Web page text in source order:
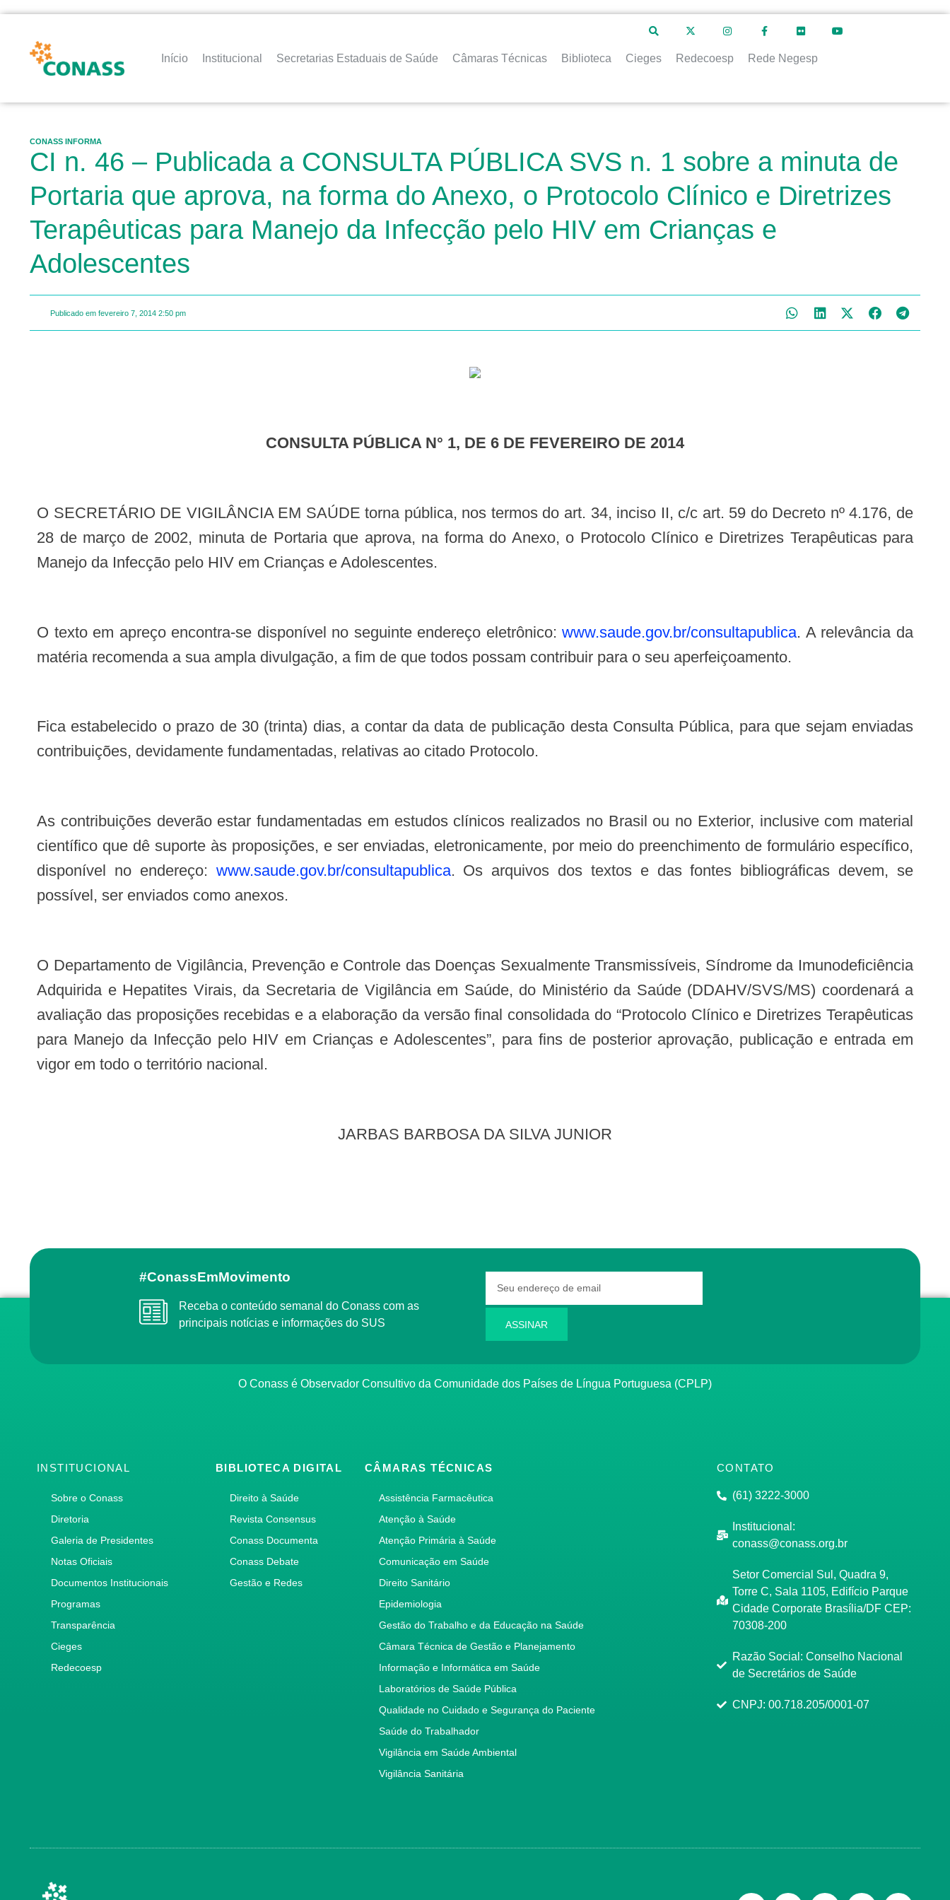
Início Institucional Secretarias Estaduais de Saúde Câmaras Técnicas Biblioteca Cieges Redecoesp Rede Negesp
CONASS INFORMA
CI n. 46 – Publicada a CONSULTA PÚBLICA SVS n. 1 sobre a minuta de
Portaria que aprova, na forma do Anexo, o Protocolo Clínico e Diretrizes
Terapêuticas para Manejo da Infecção pelo HIV em Crianças e
Adolescentes
Publicado em fevereiro 7, 2014 2:50 pm
CONSULTA PÚBLICA N° 1, DE 6 DE FEVEREIRO DE 2014
O SECRETÁRIO DE VIGILÂNCIA EM SAÚDE torna pública, nos termos do art. 34, inciso II, c/c art. 59 do Decreto nº 4.176, de
28 de março de 2002, minuta de Portaria que aprova, na forma do Anexo, o Protocolo Clínico e Diretrizes Terapêuticas para
Manejo da Infecção pelo HIV em Crianças e Adolescentes.
O texto em apreço encontra-se disponível no seguinte endereço eletrônico:www.saude.gov.br/consultapublica. A relevância da
matéria recomenda a sua ampla divulgação, a fim de que todos possam contribuir para o seu aperfeiçoamento.
Fica estabelecido o prazo de 30 (trinta) dias, a contar da data de publicação desta Consulta Pública, para que sejam enviadas
contribuições, devidamente fundamentadas, relativas ao citado Protocolo.
As contribuições deverão estar fundamentadas em estudos clínicos realizados no Brasil ou no Exterior, inclusive com material
científico que dê suporte às proposições, e ser enviadas, eletronicamente, por meio do preenchimento de formulário específico,
disponível no endereço: www.saude.gov.br/consultapublica. Os arquivos dos textos e das fontes bibliográficas devem, se
possível, ser enviados como anexos.
O Departamento de Vigilância, Prevenção e Controle das Doenças Sexualmente Transmissíveis, Síndrome da Imunodeficiência
Adquirida e Hepatites Virais, da Secretaria de Vigilância em Saúde, do Ministério da Saúde (DDAHV/SVS/MS) coordenará a
avaliação das proposições recebidas e a elaboração da versão final consolidada do “Protocolo Clínico e Diretrizes Terapêuticas
para Manejo da Infecção pelo HIV em Crianças e Adolescentes”, para fins de posterior aprovação, publicação e entrada em
vigor em todo o território nacional.
JARBAS BARBOSA DA SILVA JUNIOR
#ConassEmMovimento
Receba o conteúdo semanal do Conass com as
principais notícias e informações do SUS
ASSINAR
O Conass é Observador Consultivo da Comunidade dos Países de Língua Portuguesa (CPLP)
INSTITUCIONAL
Sobre o Conass
Diretoria
Galeria de Presidentes
Notas Oficiais
Documentos Institucionais
Programas
Transparência
Cieges
Redecoesp
BIBLIOTECA DIGITAL
Direito à Saúde
Revista Consensus
Conass Documenta
Conass Debate
Gestão e Redes
CÂMARAS TÉCNICAS
Assistência Farmacêutica
Atenção à Saúde
Atenção Primária à Saúde
Comunicação em Saúde
Direito Sanitário
Epidemiologia
Gestão do Trabalho e da Educação na Saúde
Câmara Técnica de Gestão e Planejamento
Informação e Informática em Saúde
Laboratórios de Saúde Pública
Qualidade no Cuidado e Segurança do Paciente
Saúde do Trabalhador
Vigilância em Saúde Ambiental
Vigilância Sanitária
CONTATO
(61) 3222-3000
Institucional:
conass@conass.org.br
Setor Comercial Sul, Quadra 9,
Torre C, Sala 1105, Edifício Parque
Cidade Corporate Brasília/DF CEP:
70308-200
Razão Social: Conselho Nacional
de Secretários de Saúde
CNPJ: 00.718.205/0001-07